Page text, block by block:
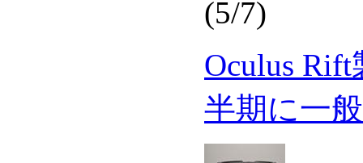
(5/7)
Oculus
半期に一